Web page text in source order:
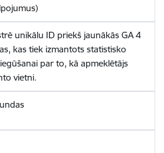
unikālu ID priekš jaunākās GA 4
kas tiek izmantots statistisko
par to, kā apmeklētājs
vietni.